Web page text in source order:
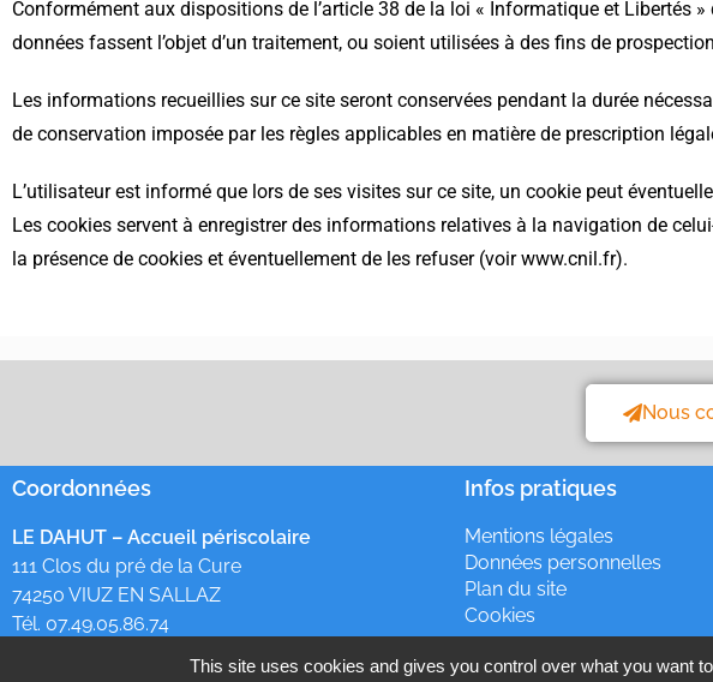
Conformément aux dispositions de l’article 38 de la loi « Informatique et Libertés
données fassent l’objet d’un traitement, ou soient utilisées à des fins de
Les informations recueillies sur ce site seront conservées pendant la durée
de conservation imposée par les règles applicables en matière de prescription
L’utilisateur est informé que lors de ses visites sur ce site, un cookie peut
Les cookies servent à enregistrer des informations relatives à la navigation de
la présence de cookies et éventuellement de les refuser (voir www.cnil.fr).
Nous
Coordonnées
LE DAHUT – Accueil périscolaire
111 Clos du pré de la Cure
74250 VIUZ EN SALLAZ
Tél. 07.49.05.86.74
Infos pratiques
Mentions légales
Données personnelles
Plan du site
Cookies
Conception 2021
This site uses cookies and gives you control over what you want